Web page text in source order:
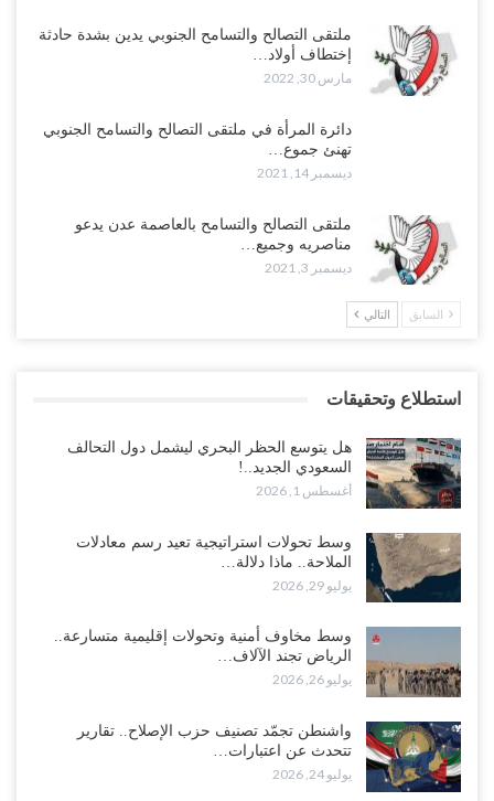
ملتقى التصالح والتسامح الجنوبي يدين بشدة حادثة
إختطاف أولاد…
مارس 30, 2022
دائرة المرأة في ملتقى التصالح والتسامح الجنوبي
تهنئ جموع…
ديسمبر 14, 2021
ملتقى التصالح والتسامح بالعاصمة عدن يدعو
مناصريه وجميع…
ديسمبر 3, 2021
السابق التالي
استطلاع وتحقيقات
هل يتوسع الحظر البحري ليشمل دول التحالف
السعودي الجديد..!
أغسطس 1, 2026
وسط تحولات استراتيجية تعيد رسم معادلات
الملاحة.. ماذا دلالة…
يوليو 29, 2026
وسط مخاوف أمنية وتحولات إقليمية متسارعة..
الرياض تجند الآلاف…
يوليو 26, 2026
واشنطن تجمّد تصنيف حزب الإصلاح.. تقارير
تتحدث عن اعتبارات…
يوليو 24, 2026